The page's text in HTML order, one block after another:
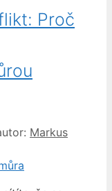
Proč
Markus